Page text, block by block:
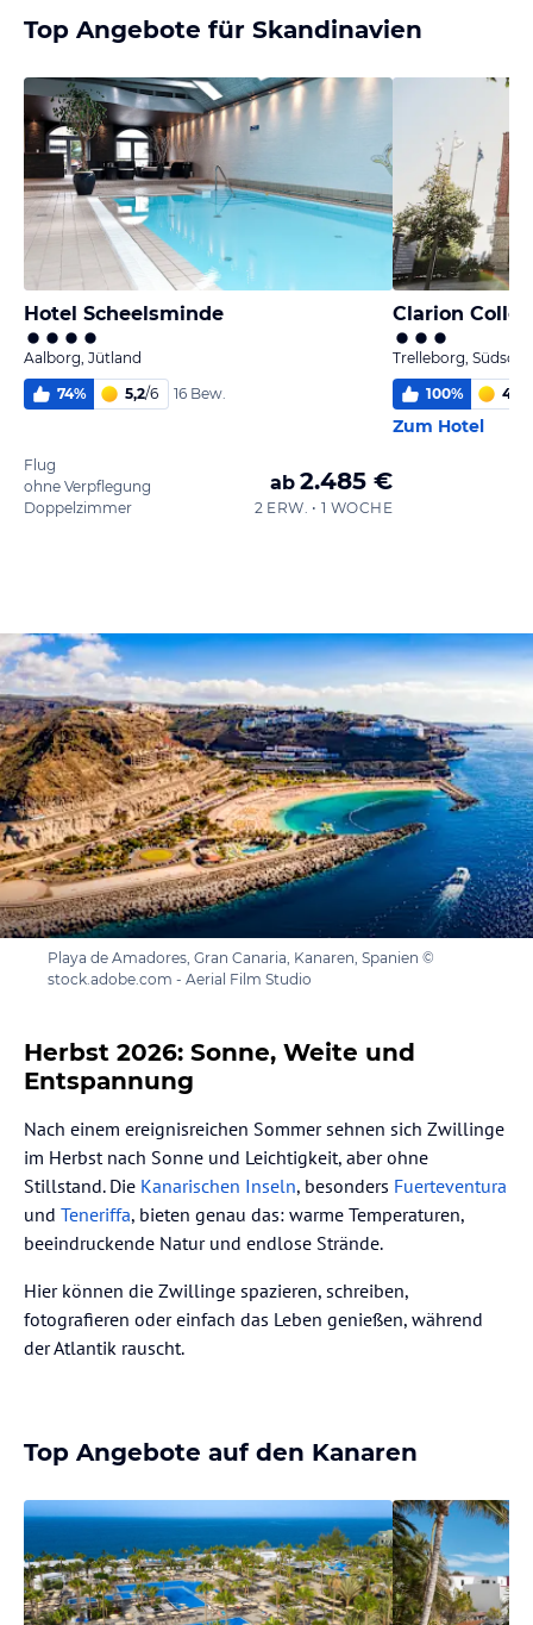
Top Angebote für Skandinavien
Hotel Scheelsminde
Aalborg, Jütland
74% 5,2/6 16 Bew.
Flug
ohne Verpflegung
Doppelzimmer
ab 2.485 €
2 ERW. • 1 WOCHE
Clarion
Trelleborg,
100% 4,7
Zum Hotel
Playa de Amadores, Gran Canaria, Kanaren, Spanien ©
stock.adobe.com - Aerial Film Studio
Herbst 2026: Sonne, Weite und
Entspannung
Nach einem ereignisreichen Sommer sehnen sich Zwillinge
im Herbst nach Sonne und Leichtigkeit, aber ohne
Stillstand. Die Kanarischen Inseln, besonders Fuerteventura
und Teneriffa, bieten genau das: warme Temperaturen,
beeindruckende Natur und endlose Strände.
Hier können die Zwillinge spazieren, schreiben,
fotografieren oder einfach das Leben genießen, während
der Atlantik rauscht.
Top Angebote auf den Kanaren